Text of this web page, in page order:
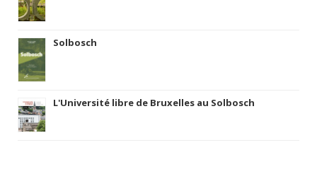
Solbosch
L'Université libre de Bruxelles au Solbosch